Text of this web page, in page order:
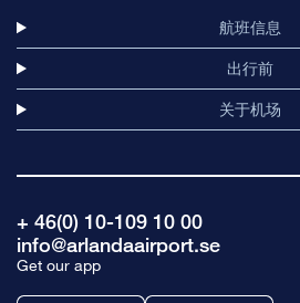
航班信息
出行前
关于机场
+ 46(0) 10-109 10 00
info@arlandaairport.se
Get our app